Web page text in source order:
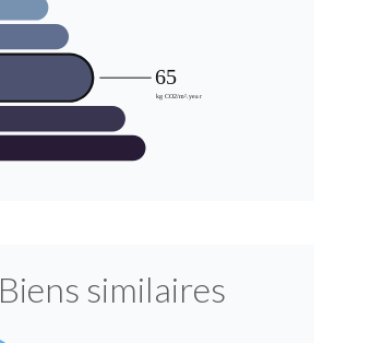
Biens similaires